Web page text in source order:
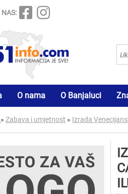
NAS:
O nama O Banjaluci
» Zabava i umjetnost » Izrada